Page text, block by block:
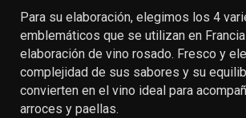
Para su elaboración, elegimos los 4
emblemáticos que se utilizan en
elaboración de vino rosado. Fresco y
complejidad de sus sabores y su
convierten en el vino ideal para
arroces y paellas.